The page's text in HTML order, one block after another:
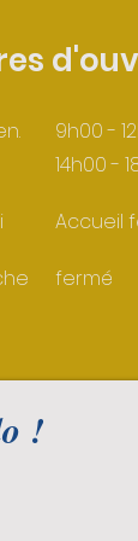
9h00 -
14h00 -
Accueil
fermé
!